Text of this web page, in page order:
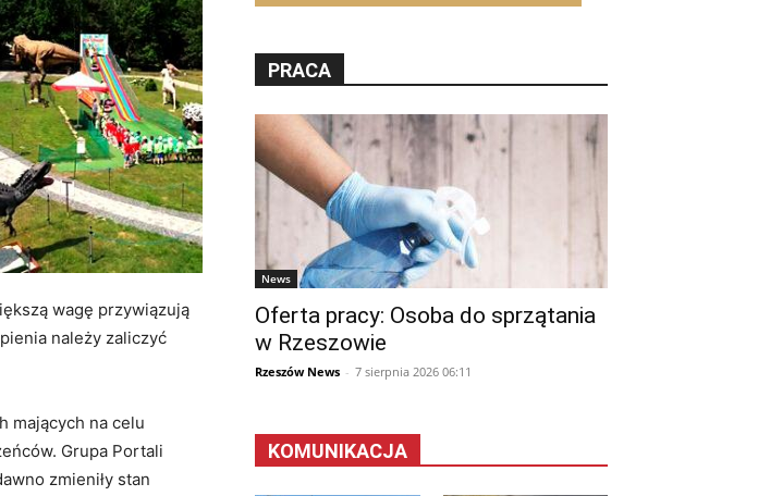
wagę przywiązują
należy zaliczyć
mających na celu
Grupa Portali
zmieniły stan
PRACA
News
Oferta pracy: Osoba do sprzątania
w Rzeszowie
Rzeszów News - 7 sierpnia 2026 06:11
KOMUNIKACJA